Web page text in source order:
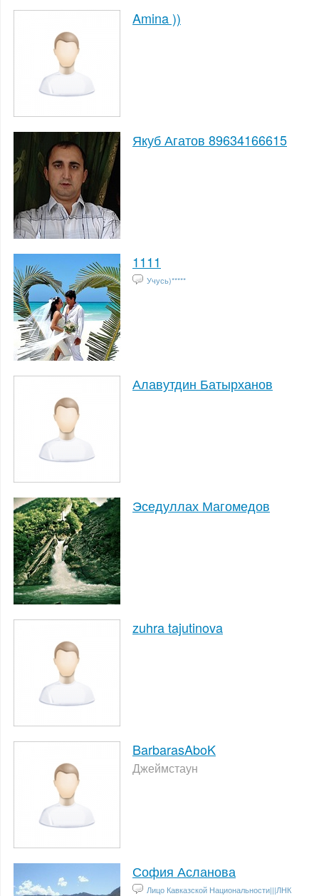
Amina ))
Якуб Агатов 89634166615
1111
Учусь)*****
Алавутдин Батырханов
Эседуллах Магомедов
zuhra tajutinova
BarbarasAboK
Джеймстаун
София Асланова
Лицо Кавказской Национальности|||ЛНК